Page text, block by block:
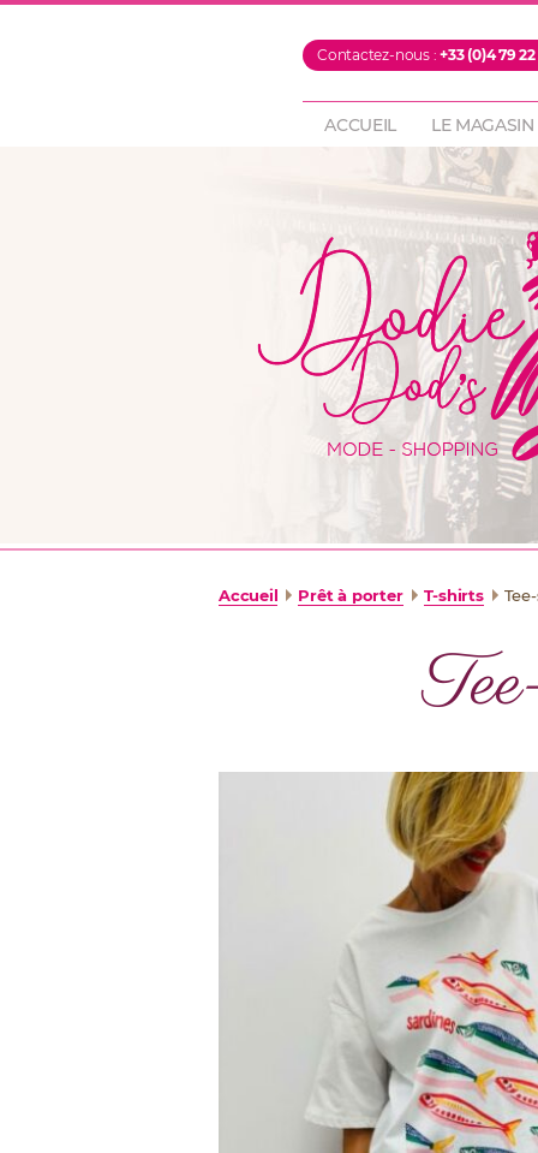
Contactez-nous :+33 (0)4 79
ACCUEIL LE MAGASIN
PANTALONS
FOULARDS &
Accueil Prêt à porter T-shirts